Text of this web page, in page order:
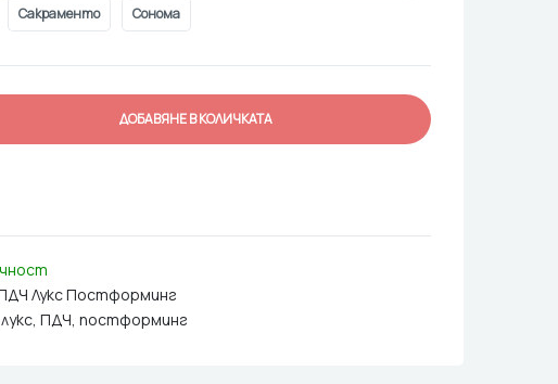
Сакраменто Сонома
ДОБАВЯНЕ В КОЛИЧКАТА
Лукс Постформинг
лукс, ПДЧ, постформинг